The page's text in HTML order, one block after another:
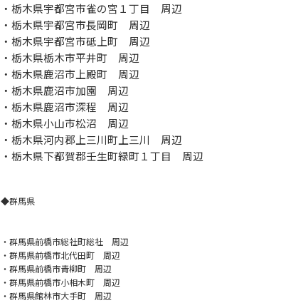
・栃木県宇都宮市雀の宮１丁目 周辺
・栃木県宇都宮市長岡町 周辺
・栃木県宇都宮市砥上町 周辺
・栃木県栃木市平井町 周辺
・栃木県鹿沼市上殿町 周辺
・栃木県鹿沼市加園 周辺
・栃木県鹿沼市深程 周辺
・栃木県小山市松沼 周辺
・栃木県河内郡上三川町上三川 周辺
・栃木県下都賀郡壬生町緑町１丁目 周辺
◆群馬県
・群馬県前橋市総社町総社 周辺
・群馬県前橋市北代田町 周辺
・群馬県前橋市青柳町 周辺
・群馬県前橋市小相木町 周辺
・群馬県館林市大手町 周辺